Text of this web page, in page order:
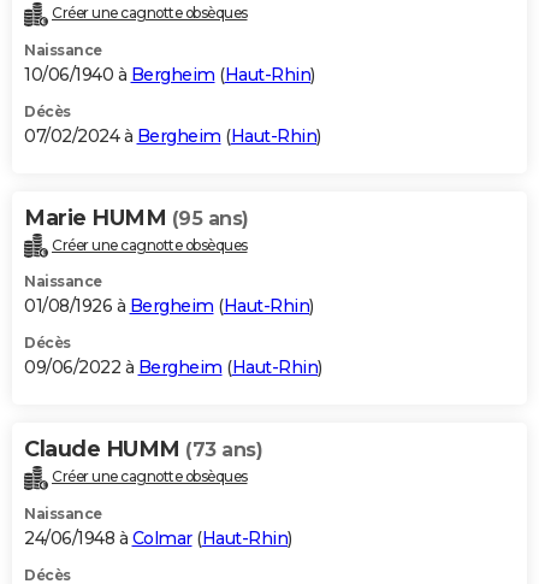
Créer une cagnotte obsèques
Naissance
10/06/1940 à Bergheim (Haut-Rhin)
Décès
07/02/2024 à Bergheim (Haut-Rhin)
Marie HUMM (95 ans)
Créer une cagnotte obsèques
Naissance
01/08/1926 à Bergheim (Haut-Rhin)
Décès
09/06/2022 à Bergheim (Haut-Rhin)
Claude HUMM (73 ans)
Créer une cagnotte obsèques
Naissance
24/06/1948 à Colmar(Haut-Rhin)
Décès